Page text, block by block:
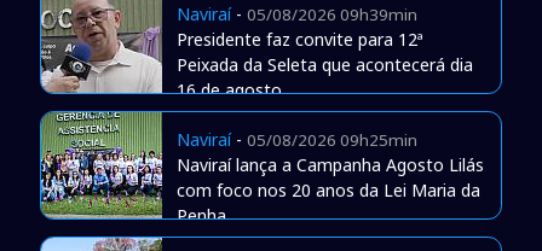
Naviraí- 05/08/2026 09h39min
Presidente faz convite para 12ª
Peixada da Seleta que acontecerá dia
16 de agosto
Naviraí- 05/08/2026 09h25min
Naviraí lança a Campanha Agosto Lilás
com foco nos 20 anos da Lei Maria da
Penha